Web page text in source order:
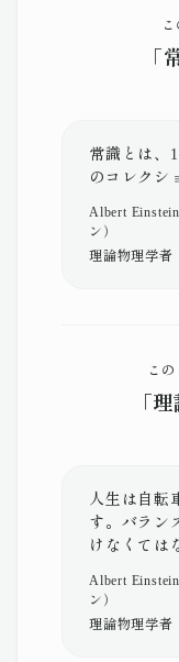
「
常識とは、
のコレクシ
Albert
ン）
理論物理学者
こ
「
人生は自転
す。バラン
けなくては
Albert
ン）
理論物理学者